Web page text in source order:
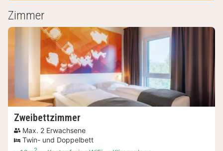
Zimmer
Zweibettzimmer
Max. 2 Erwachsene
Twin- und Doppelbett